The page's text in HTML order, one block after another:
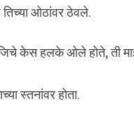
ओठांवर ठेवले.
हलके ओले होते, ती माझ्या
स्तनांवर होता.